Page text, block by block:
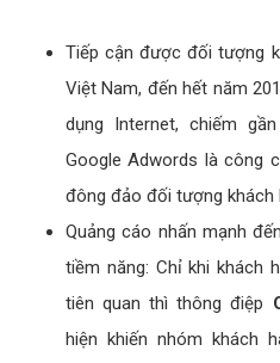
Tiếp cận được đối tượng
Việt Nam, đến hết năm
dụng Internet, chiếm
Google Adwords là công
đông đảo đối tượng khách
Quảng cáo nhấn mạnh
tiềm năng: Chỉ khi khách
tiên quan thì thông điệp
hiện khiến nhóm khách